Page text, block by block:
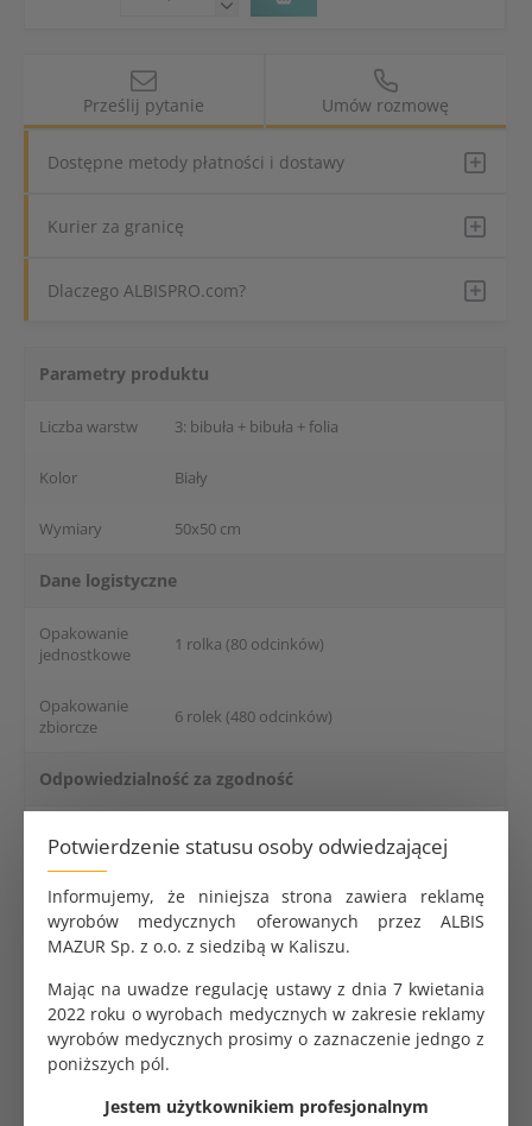
Potwierdzenie statusu osoby odwiedzającej
Informujemy, że niniejsza strona zawiera reklamę
wyrobów medycznych oferowanych przez ALBIS
MAZUR Sp. z o.o. z siedzibą w Kaliszu.
Mając na uwadze regulację ustawy z dnia 7 kwietania
2022 roku o wyrobach medycznych w zakresie reklamy
wyrobów medycznych prosimy o zaznaczenie jedngo z
poniższych pól.
Jestem użytkownikiem profesjonalnym
Prześlij pytanie Umów rozmowę
Dostępne metody płatności i dostawy
Kurier za granicę
Dlaczego ALBISPRO.com?
Parametry produktu
Liczba warstw 3: bibuła + bibuła + folia
Kolor Biały
Wymiary 50x50 cm
Dane logistyczne
Opakowanie
jednostkowe
1 rolka (80 odcinków)
Opakowanie
zbiorcze
6 rolek (480 odcinków)
Odpowiedzialność za zgodność
Producent
Cieszyńska 229, 43-400 Cieszyn, Polska
Adres e-mail [email protected]
MedixPro serwety medyczne bibułowo - foliowe. Trzy
warstwy bibuła - bibuła - folia. Rolka 50 cm x 50 cm. 80
sztuk na rolce. Nieprzemakalne. Kolor biały.
Opakowanie zbiorcze 6 rolek. Jednostka zakupu 1 rolka.